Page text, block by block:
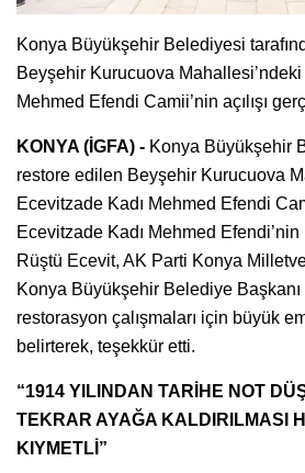
Konya Büyükşehir Belediyesi
Beyşehir Kurucuova
Mehmed Efendi Camii’nin açılışı
KONYA (İGFA) - Konya Büyükşehir
restore edilen Beyşehir Kurucuova
Ecevitzade Kadı Mehmed Efendi
Ecevitzade Kadı Mehmed
Rüştü Ecevit, AK Parti Konya
Konya Büyükşehir Belediye Başkanı
restorasyon çalışmaları için büyük
belirterek, teşekkür etti.
“1914 YILINDAN TARİHE NOT
TEKRAR AYAĞA KALDIRILMASI
KIYMETLİ”